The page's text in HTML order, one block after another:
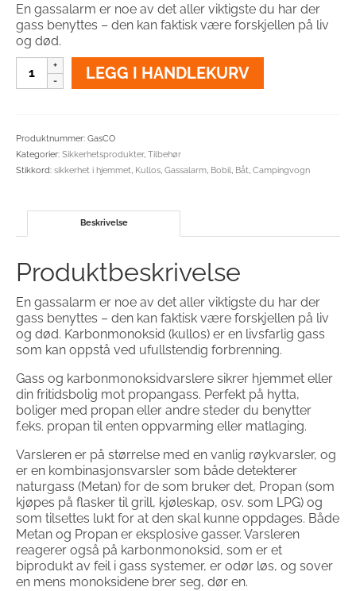
En gassalarm er noe av det aller viktigste du har der
gass benyttes – den kan faktisk være forskjellen på liv
og død.
og
inkl.
12V
adapter
LEGG I HANDLEKURV
Produktnummer: GasCO
Kategorier: Sikkerhetsprodukter, Tilbehør
Stikkord: sikkerhet i hjemmet, Kullos, Gassalarm, Bobil, Båt, Campingvogn
Beskrivelse
Produktbeskrivelse
En gassalarm er noe av det aller viktigste du har der
gass benyttes – den kan faktisk være forskjellen på liv
og død. Karbonmonoksid (kullos) er en livsfarlig gass
som kan oppstå ved ufullstendig forbrenning.
Gass og karbonmonoksidvarslere sikrer hjemmet eller
din fritidsbolig mot propangass. Perfekt på hytta,
boliger med propan eller andre steder du benytter
f.eks. propan til enten oppvarming eller matlaging.
Varsleren er på størrelse med en vanlig røykvarsler, og
er en kombinasjonsvarsler som både detekterer
naturgass (Metan) for de som bruker det, Propan (som
kjøpes på flasker til grill, kjøleskap, osv. som LPG) og
som tilsettes lukt for at den skal kunne oppdages. Både
Metan og Propan er eksplosive gasser. Varsleren
reagerer også på karbonmonoksid, som er et
biprodukt av feil i gass systemer, er odør løs, og sover
en mens monoksidene brer seg, dør en.